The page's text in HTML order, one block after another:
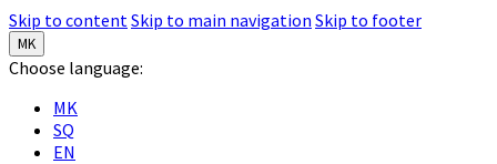
Skip to contentSkip to main navigation Skip to footer
MK
Choose language:
MK
SQ
EN